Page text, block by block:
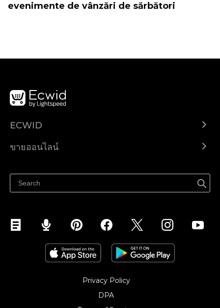
evenimente de vânzări de sărbători
ECWID
ราคา
ขายออนไลน์
ขายบนเฟสบุ๊ค
Privacy Policy
DPA